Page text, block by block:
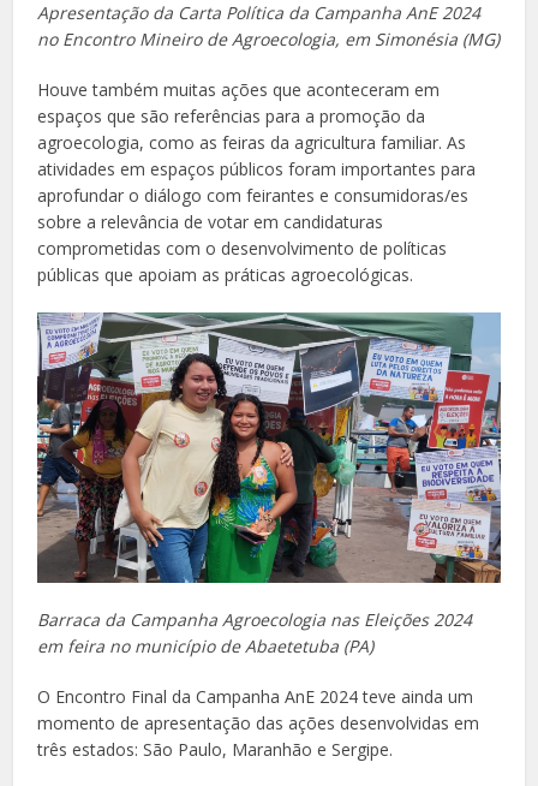
Apresentação da Carta Política da Campanha AnE 2024
no Encontro Mineiro de Agroecologia, em Simonésia (MG)
Houve também muitas ações que aconteceram em
espaços que são referências para a promoção da
agroecologia, como as feiras da agricultura familiar. As
atividades em espaços públicos foram importantes para
aprofundar o diálogo com feirantes e consumidoras/es
sobre a relevância de votar em candidaturas
comprometidas com o desenvolvimento de políticas
públicas que apoiam as práticas agroecológicas.
Barraca da Campanha Agroecologia nas Eleições 2024
em feira no município de Abaetetuba (PA)
O Encontro Final da Campanha AnE 2024 teve ainda um
momento de apresentação das ações desenvolvidas em
três estados: São Paulo, Maranhão e Sergipe.